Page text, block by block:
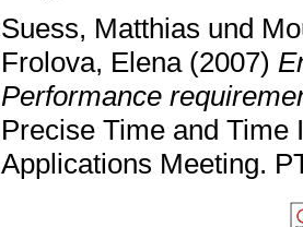
Suess, Matthias und
Frolova, Elena(2007)
Performance
Precise Time and Time
Applications Meeting.